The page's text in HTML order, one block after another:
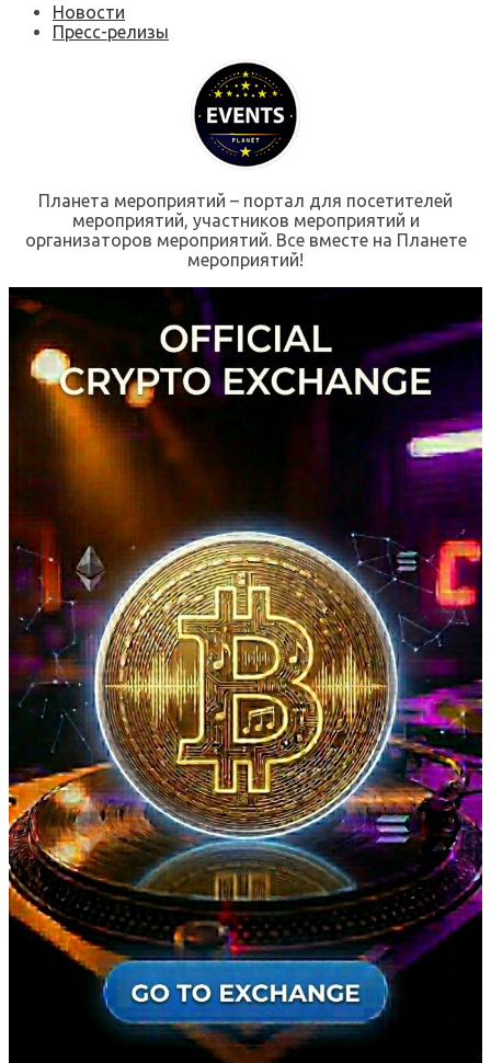
Новости
Пресс-релизы
Планета мероприятий – портал для посетителей
мероприятий, участников мероприятий и
организаторов мероприятий. Все вместе на Планете
мероприятий!